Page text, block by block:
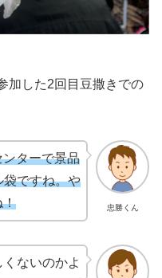
加した2回目豆撒きでの
忠勝くん
ンターで景品
袋ですね。や
！
ないのかよ